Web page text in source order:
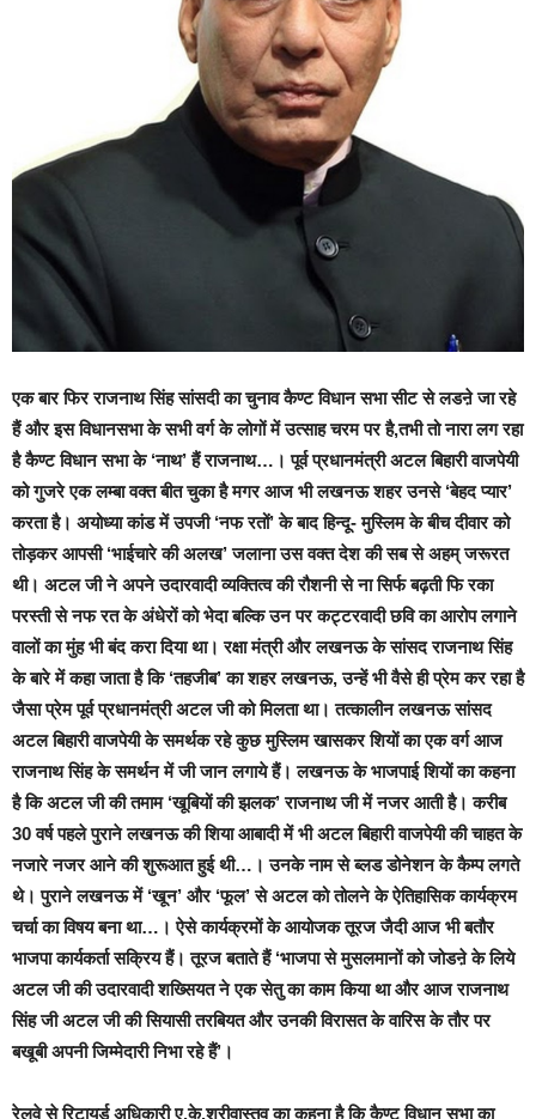
एक बार फिर राजनाथ सिंह सांसदी का चुनाव कैण्ट विधान सभा सीट से लडऩे जा रहे
हैं और इस विधानसभा के सभी वर्ग के लोगों में उत्साह चरम पर है,तभी तो नारा लग रहा
है कैण्ट विधान सभा के ‘नाथ’ हैं राजनाथ…। पूर्व प्रधानमंत्री अटल बिहारी वाजपेयी
को गुजरे एक लम्बा वक्त बीत चुका है मगर आज भी लखनऊ शहर उनसे ‘बेहद प्यार’
करता है। अयोध्या कांड में उपजी ‘नफ रतों’ के बाद हिन्दू- मुस्लिम के बीच दीवार को
तोड़कर आपसी ‘भाईचारे की अलख’ जलाना उस वक्त देश की सब से अहम् जरूरत
थी। अटल जी ने अपने उदारवादी व्यक्तित्व की रौशनी से ना सिर्फ बढ़ती फि रका
परस्ती से नफ रत के अंधेरों को भेदा बल्कि उन पर कट्टरवादी छवि का आरोप लगाने
वालों का मुंह भी बंद करा दिया था। रक्षा मंत्री और लखनऊ के सांसद राजनाथ सिंह
के बारे में कहा जाता है कि ‘तहजीब’ का शहर लखनऊ, उन्हें भी वैसे ही प्रेम कर रहा है
जैसा प्रेम पूर्व प्रधानमंत्री अटल जी को मिलता था। तत्कालीन लखनऊ सांसद
अटल बिहारी वाजपेयी के समर्थक रहे कुछ मुस्लिम खासकर शियों का एक वर्ग आज
राजनाथ सिंह के समर्थन में जी जान लगाये हैं। लखनऊ के भाजपाई शियों का कहना
है कि अटल जी की तमाम ‘खूबियों की झलक’ राजनाथ जी में नजर आती है। करीब
30 वर्ष पहले पुराने लखनऊ की शिया आबादी में भी अटल बिहारी वाजपेयी की चाहत के
नजारे नजर आने की शुरूआत हुई थी…। उनके नाम से ब्लड डोनेशन के कैम्प लगते
थे। पुराने लखनऊ में ‘खून’ और ‘फूल’ से अटल को तोलने के ऐतिहासिक कार्यक्रम
चर्चा का विषय बना था…।ऐसे कार्यक्रमों के आयोजक तूरज जैदी आज भी बतौर
भाजपा कार्यकर्ता सक्रिय हैं। तूरज बताते हैं ‘भाजपा से मुसलमानों को जोडऩे के लिये
अटल जी की उदारवादी शख्सियत ने एक सेतु का काम किया था और आज राजनाथ
सिंह जी अटल जी की सियासी तरबियत और उनकी विरासत के वारिस के तौर पर
बखूबी अपनी जिम्मेदारी निभा रहे हैं’।
रेलवे से रिटायर्ड अधिकारी ए.के.श्रीवास्तव का कहना है कि कैण्ट विधान सभा का